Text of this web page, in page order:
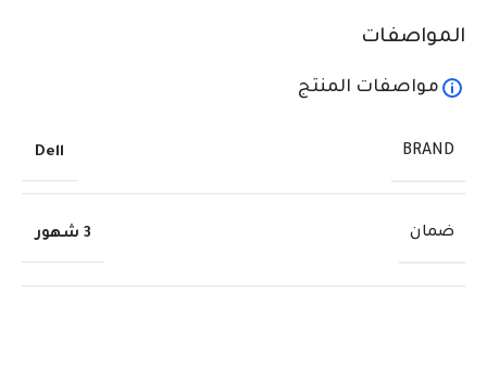
المواصفات
مواصفات المنتج
BRAND
Dell
ضمان 3 شهور